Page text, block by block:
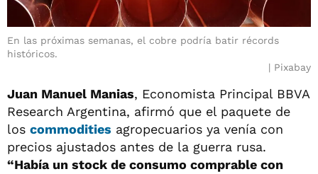
En las próximas semanas, el cobre podría batir récords
históricos.
Pixabay
Juan Manuel Manias, Economista Principal BBVA
Research Argentina, afirmó que el paquete de
los commodities agropecuarios ya venía con
precios ajustados antes de la guerra rusa.
“Había un stock de consumo comprable con